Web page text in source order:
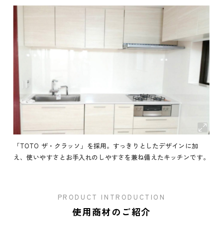
「TOTO ザ・クラッソ」を採用。すっきりとしたデザインに加
え、使いやすさとお手入れのしやすさを兼ね備えたキッチンです。
PRODUCT INTRODUCTION
使用商材のご紹介